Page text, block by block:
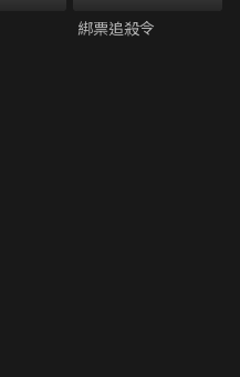
綁票追殺令